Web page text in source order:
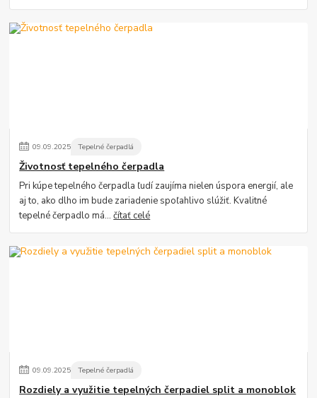
09.09.2025 Tepelné čerpadlá
Životnosť tepelného čerpadla
Pri kúpe tepelného čerpadla ľudí zaujíma nielen úspora energií, ale
aj to, ako dlho im bude zariadenie spoľahlivo slúžiť. Kvalitné
tepelné čerpadlo má...čítať celé
09.09.2025 Tepelné čerpadlá
Rozdiely a využitie tepelných čerpadiel split a monoblok